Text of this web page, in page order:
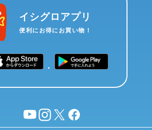
イシグロアプリ
便利にお得にお買い物！
YouTubeinstagram
X facebook